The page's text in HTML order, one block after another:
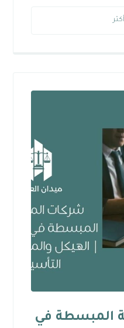
المبسطة في